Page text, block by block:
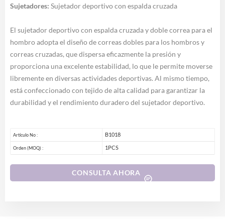
Sujetadores: Sujetador deportivo con espalda cruzada
El sujetador deportivo con espalda cruzada y doble correa para el
hombro adopta el diseño de correas dobles para los hombros y
correas cruzadas, que dispersa eficazmente la presión y
proporciona una excelente estabilidad, lo que le permite moverse
libremente en diversas actividades deportivas. Al mismo tiempo,
está confeccionado con tejido de alta calidad para garantizar la
durabilidad y el rendimiento duradero del sujetador deportivo.
Artículo No : B1018
Orden (MOQ) : 1PCS
CONSULTA AHORA